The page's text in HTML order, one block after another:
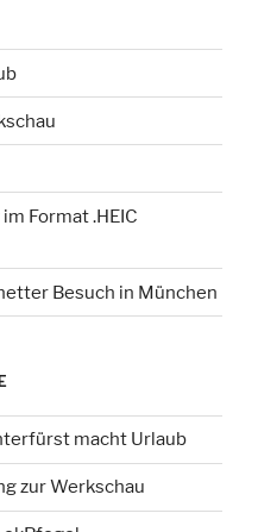
Format .HEIC
Besuch in München
macht Urlaub
zur Werkschau